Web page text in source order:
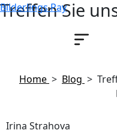
Bilderlings Pay
Treffen Sie
in London!
Home > Blog >
Irina Strahova